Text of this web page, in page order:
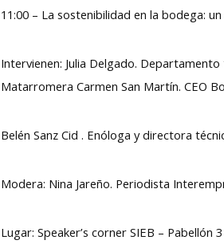
11:00 – La sostenibilidad en la bodega:
Intervienen: Julia Delgado.
Matarromera Carmen San Martín. CEO
Belén Sanz Cid . Enóloga y directora
Modera: Nina Jareño. Periodista
Lugar: Speaker’s corner SIEB – Pabellón 3